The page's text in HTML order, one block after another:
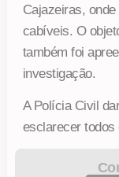
Cajazeiras,
cabíveis. O
também foi
investigação.
A Polícia Civil
esclarecer todos